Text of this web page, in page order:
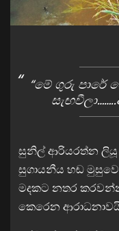
“මේ ගුරු පාරේ
සුනිල් ආරියරත්න
සුගායනීය හඬ
මදකට නතර
කෙරෙන